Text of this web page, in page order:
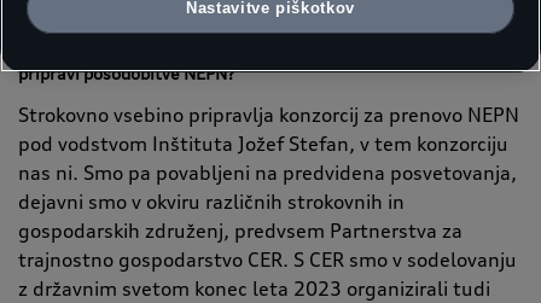
pripravi posodobitve NEPN?
Strokovno vsebino pripravlja konzorcij za prenovo NEPN
pod vodstvom Inštituta Jožef Stefan, v tem konzorciju
nas ni. Smo pa povabljeni na predvidena posvetovanja,
dejavni smo v okviru različnih strokovnih in
gospodarskih združenj, predvsem Partnerstva za
trajnostno gospodarstvo CER. S CER smo v sodelovanju
z državnim svetom konec leta 2023 organizirali tudi
Nastavitve piškotkov